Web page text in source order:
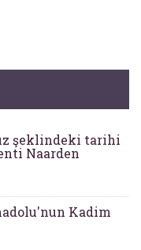
şeklindeki tarihi
Naarden
Kadim